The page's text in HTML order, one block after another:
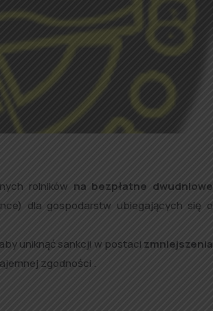
rolników na bezpłatne dwudniowe
dla gospodarstw ubiegających się o
uniknąć sankcji w postaci zmniejszenia
zgodności .